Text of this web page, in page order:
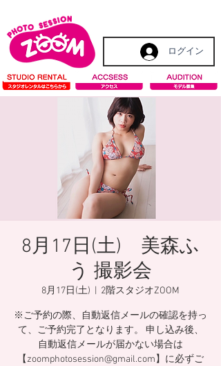
ログイン
8月17日(土) 美森ふ
う 撮影会
8月17日(土) 2階スタジオZOOM
※ご予約の際、自動返信メールの確認を持っ
て、ご予約完了となります。 申し込み後、
自動返信メールが届かない場合は
【zoomphotosession@gmail.com】に必ずご